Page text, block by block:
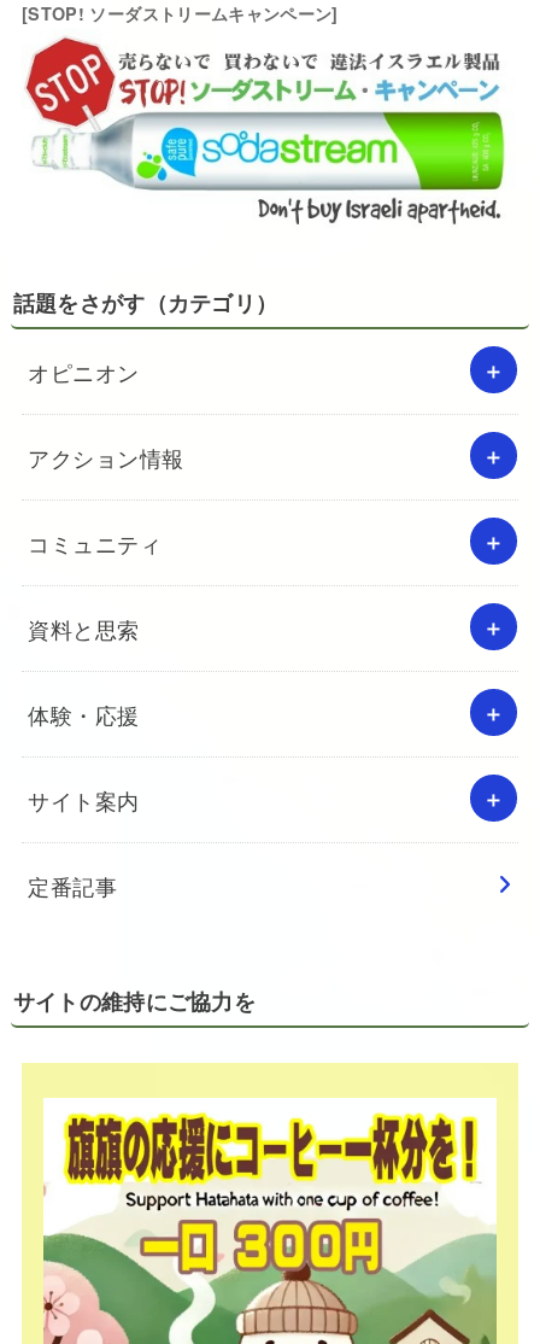
[STOP! ソーダストリームキャンペーン]
話題をさがす（カテゴリ）
オピニオン
アクション情報
コミュニティ
資料と思索
体験・応援
サイト案内
定番記事
サイトの維持にご協力を